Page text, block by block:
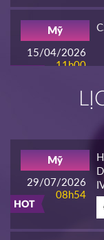
15/04/2026
11h00
Mỹ
14h00
HOT
29/07/2026
08h54
Mỹ